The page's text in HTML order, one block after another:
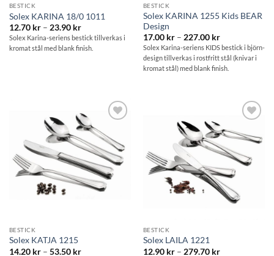
BESTICK
Solex KARINA 18/0 1011
12.70 kr – 23.90 krPrisintervall:
12.70 kr
till
23.90 kr
Solex Karina-seriens bestick tillverkas i
kromat stål med blank finish.
BESTICK
Solex KARINA 1255 Kids BEAR
Design
17.00 kr – 227.00 krPrisintervall:
17.00 kr
till
227.00 kr
Solex Karina-seriens KIDS bestick i björn-
design tillverkas i rostfritt stål (knivar i
kromat stål) med blank finish.
Lägg till i
önskelistan
BESTICK
Solex KATJA 1215
14.20 kr – 53.50 krPrisintervall:
önskelistan
BESTICK
Solex LAILA 1221
12.90 kr – 279.70 krPrisintervall: